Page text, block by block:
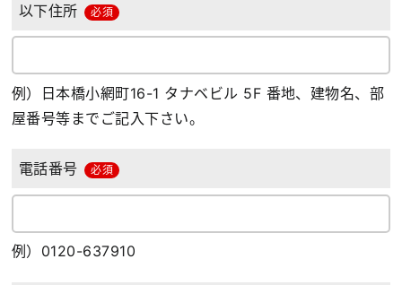
以下住所 必須
例）日本橋小網町16-1 タナベビル 5F 番地、建物名、部
屋番号等までご記入下さい。
電話番号 必須
例）0120-637910